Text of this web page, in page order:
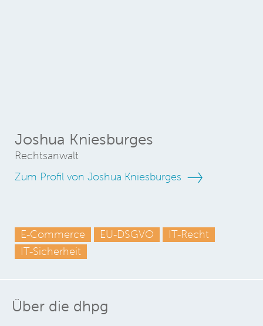
Joshua Kniesburges
Rechtsanwalt
Zum Profil von Joshua Kniesburges
E-Commerce EU-DSGVO
IT-Recht
IT-Sicherheit
Über die dhpg